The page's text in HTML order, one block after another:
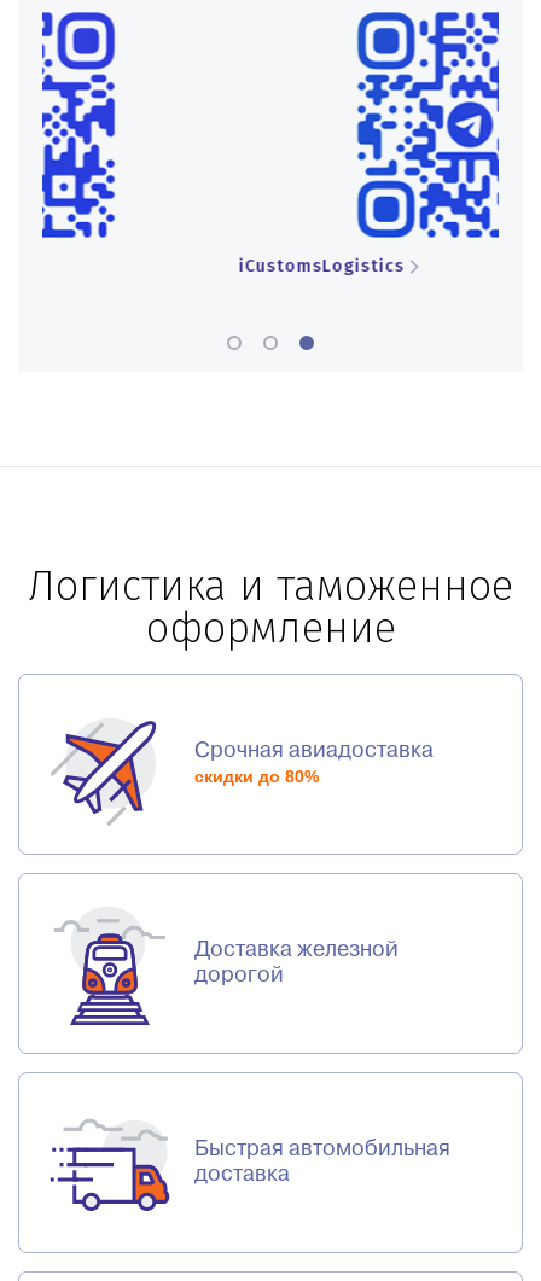
Логистика и таможенное
оформление
Срочная авиадоставка
скидки до 80%
Доставка железной
дорогой
Быстрая автомобильная
доставка